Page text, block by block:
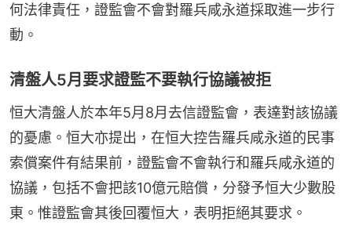
何法律責任，證監會不會對羅兵咸永道採取進一步行
動。
清盤人5月要求證監不要執行協議被拒
恒大清盤人於本年5月8月去信證監會，表達對該協議
的憂慮。恒大亦提出，在恒大控告羅兵咸永道的民事
索償案件有結果前，證監會不會執行和羅兵咸永道的
協議，包括不會把該10億元賠償，分發予恒大少數股
東。惟證監會其後回覆恒大，表明拒絕其要求。